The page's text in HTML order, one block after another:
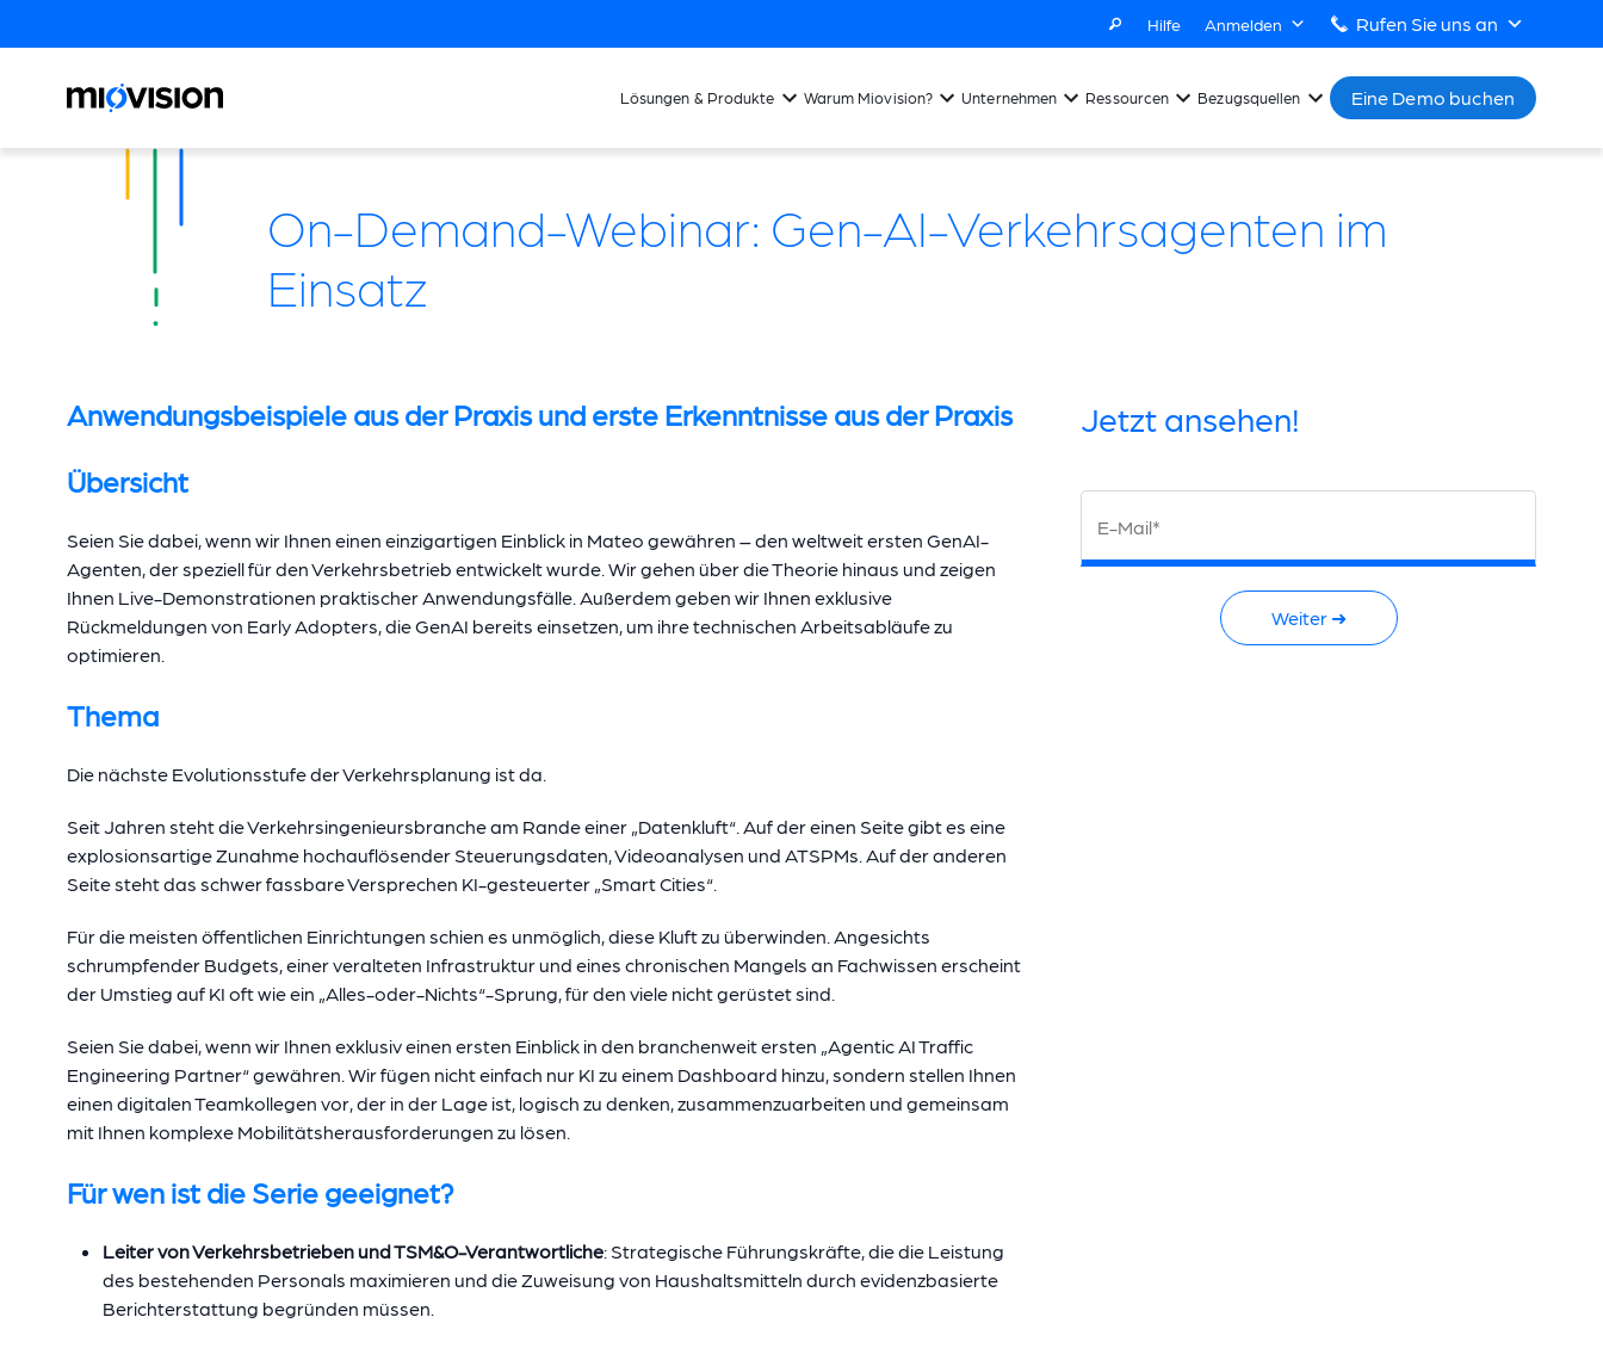
Hilfe Anmelden Rufen Sie uns an
Lösungen & Produkte Warum Miovision? Unternehmen Ressourcen Bezugsquellen Eine Demo buchen
On-Demand-Webinar: Gen-AI-Verkehrsagenten im
Einsatz
Anwendungsbeispiele aus der Praxis und erste Erkenntnisse aus der Praxis
Übersicht
Seien Sie dabei, wenn wir Ihnen einen einzigartigen Einblick in Mateo gewähren – den weltweit ersten GenAI-
Agenten, der speziell für den Verkehrsbetrieb entwickelt wurde. Wir gehen über die Theorie hinaus und zeigen
Ihnen Live-Demonstrationen praktischer Anwendungsfälle. Außerdem geben wir Ihnen exklusive
Rückmeldungen von Early Adopters, die GenAI bereits einsetzen, um ihre technischen Arbeitsabläufe zu
optimieren.
Thema
Die nächste Evolutionsstufe der Verkehrsplanung ist da.
Seit Jahren steht die Verkehrsingenieursbranche am Rande einer „Datenkluft“. Auf der einen Seite gibt es eine
explosionsartige Zunahme hochauflösender Steuerungsdaten, Videoanalysen und ATSPMs. Auf der anderen
Seite steht das schwer fassbare Versprechen KI-gesteuerter „Smart Cities“.
Für die meisten öffentlichen Einrichtungen schien es unmöglich, diese Kluft zu überwinden. Angesichts
schrumpfender Budgets, einer veralteten Infrastruktur und eines chronischen Mangels an Fachwissen erscheint
der Umstieg auf KI oft wie ein „Alles-oder-Nichts“-Sprung, für den viele nicht gerüstet sind.
Seien Sie dabei, wenn wir Ihnen exklusiv einen ersten Einblick in den branchenweit ersten „Agentic AI Traffic
Engineering Partner“ gewähren. Wir fügen nicht einfach nur KI zu einem Dashboard hinzu, sondern stellen Ihnen
einen digitalen Teamkollegen vor, der in der Lage ist, logisch zu denken, zusammenzuarbeiten und gemeinsam
mit Ihnen komplexe Mobilitätsherausforderungen zu lösen.
Für wen ist die Serie geeignet?
Leiter von Verkehrsbetrieben und TSM&O-Verantwortliche: Strategische Führungskräfte, die die Leistung
des bestehenden Personals maximieren und die Zuweisung von Haushaltsmitteln durch evidenzbasierte
Berichterstattung begründen müssen.
Jetzt ansehen!
E-Mail*
Weiter ➜